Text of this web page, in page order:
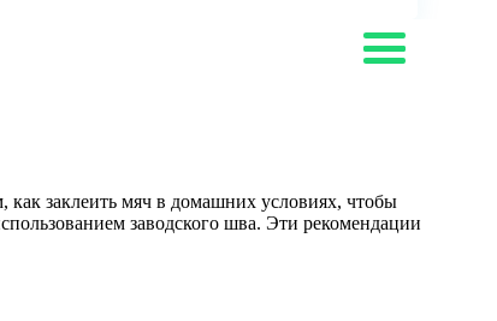
заклеить мяч в домашних условиях, чтобы
заводского шва. Эти рекомендации